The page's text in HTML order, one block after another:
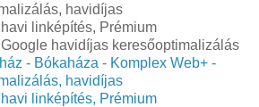
havidíjas
linképítés, Prémium
havidíjas keresőoptimalizálás
- Bókaháza - Komplex Web+ -
havidíjas
linképítés, Prémium